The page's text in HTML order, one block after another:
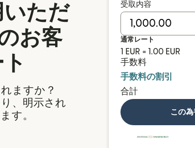
いただ
お客
ますか？
、明示され
す。
受取内容
通常レート
1 EUR = 1.00 EUR
手数料
手数料の割引
合計
この